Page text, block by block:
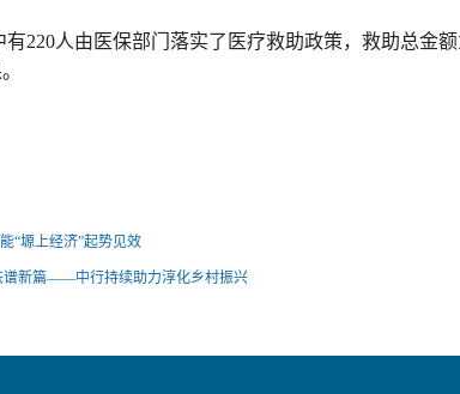
有220人由医保部门落实了医疗救助政策，救助总金
“塬上经济”起势见效
谱新篇——中行持续助力淳化乡村振兴